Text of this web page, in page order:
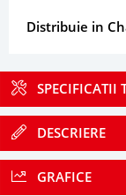
Distribuie in
SPECIFICATII
DESCRIERE
GRAFICE